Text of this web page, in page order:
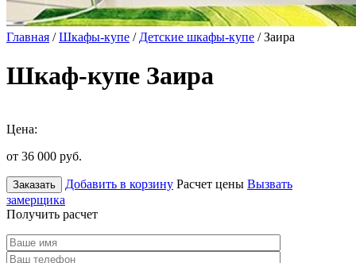
Главная /Шкафы-купе / Детские шкафы-купе / Заира
Шкаф-купе Заира
Цена:
от 36 000 руб.
Заказать Добавить в корзину Расчет цены Вызвать
замерщика
Получить расчет